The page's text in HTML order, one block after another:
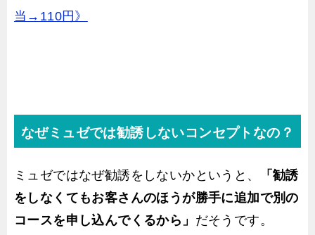
当→110円》
なぜミュゼでは勧誘しないコンセプトなの？
ミュゼではなぜ勧誘をしないかというと、
「勧誘
をしなくてもお客さんのほうが勝手に追加で別の
コースを申し込んでくるから」 だそうです。